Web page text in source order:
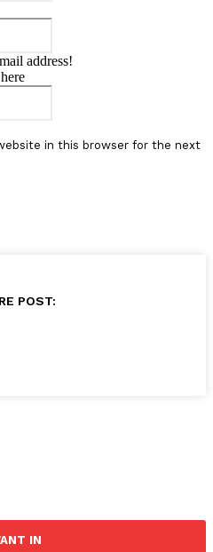
address!
in this browser for the next
POST:
IN